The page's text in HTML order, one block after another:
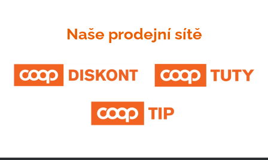
Naše prodejní sítě